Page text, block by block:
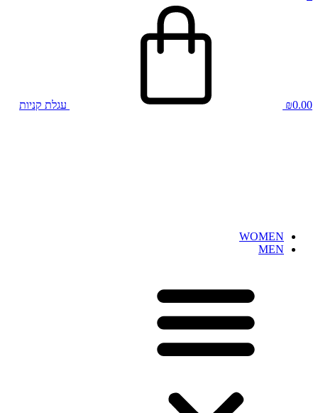
₪0.00 עגלת קניות
WOMEN
MEN